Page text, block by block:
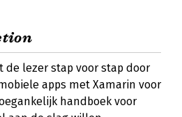
de lezer stap voor stap door
apps met Xamarin voor
handboek voor